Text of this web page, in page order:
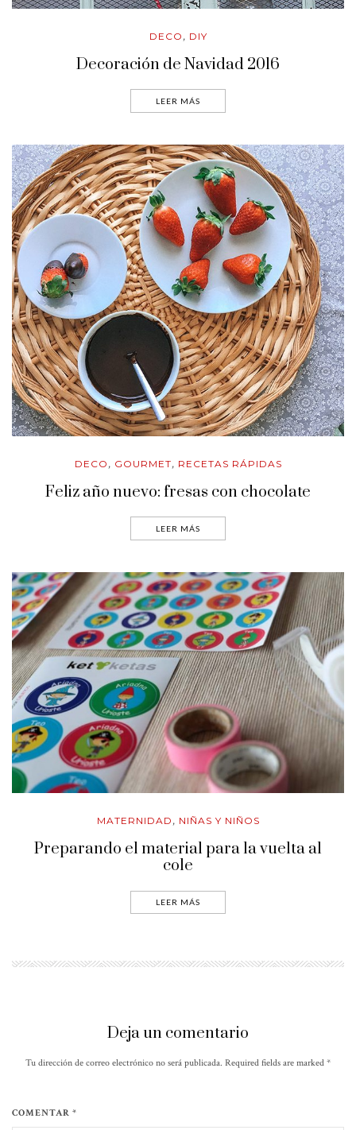
DECO , DIY
Decoración de Navidad 2016
LEER MÁS
DECO , GOURMET, RECETAS RÁPIDAS
Feliz año nuevo: fresas con chocolate
LEER MÁS
MATERNIDAD , NIÑAS Y NIÑOS
Preparando el material para la vuelta al
cole
LEER MÁS
Deja un comentario
Tu dirección de correo electrónico no será publicada. Required fields are marked *
COMENTAR *